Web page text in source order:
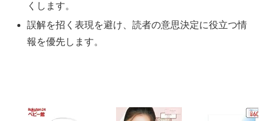
くします。
誤解を招く表現を避け、読者の意思決定に役立つ情
報を優先します。